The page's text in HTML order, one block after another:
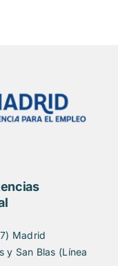
Madrid
y San Blas (Línea